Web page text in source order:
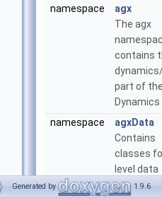
namespace
agx
The agx
contains
part of
Dynamics
namespace
agxData
Contains
classes
level data
storage
Generated by 1.9.6